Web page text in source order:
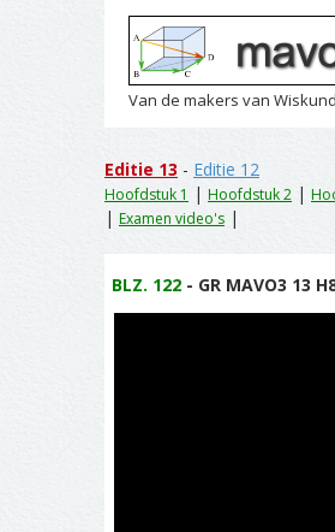
Van de makers van
Editie 13 - Editie 12
Hoofdstuk 1 | Hoofdstuk 2 |
| Examen video's |
BLZ. 122 - GR MAVO3 13